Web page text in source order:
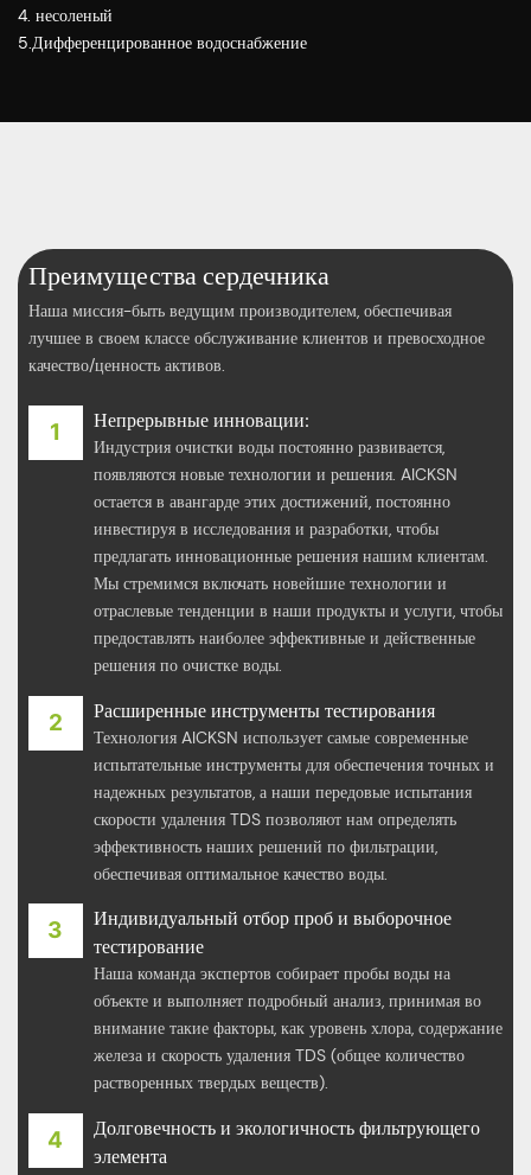
4. несоленый
5.Дифференцированное водоснабжение
Преимущества сердечника
Наша миссия-быть ведущим производителем, обеспечивая
лучшее в своем классе обслуживание клиентов и превосходное
качество/ценность активов.
Непрерывные инновации:
Индустрия очистки воды постоянно развивается,
появляются новые технологии и решения. AICKSN
остается в авангарде этих достижений, постоянно
инвестируя в исследования и разработки, чтобы
предлагать инновационные решения нашим клиентам.
Мы стремимся включать новейшие технологии и
отраслевые тенденции в наши продукты и услуги, чтобы
предоставлять наиболее эффективные и действенные
решения по очистке воды.
Расширенные инструменты тестирования
Технология AICKSN использует самые современные
испытательные инструменты для обеспечения точных и
надежных результатов, а наши передовые испытания
скорости удаления TDS позволяют нам определять
эффективность наших решений по фильтрации,
обеспечивая оптимальное качество воды.
Индивидуальный отбор проб и выборочное
тестирование
Наша команда экспертов собирает пробы воды на
объекте и выполняет подробный анализ, принимая во
внимание такие факторы, как уровень хлора, содержание
железа и скорость удаления TDS (общее количество
растворенных твердых веществ).
Долговечность и экологичность фильтрующего
элемента